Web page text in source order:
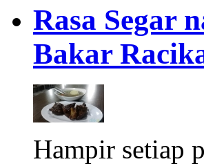
Rasa Segar
Bakar
Hampir setiap